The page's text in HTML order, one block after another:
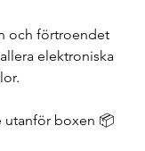
och förtroendet
elektroniska
utanför boxen 📦